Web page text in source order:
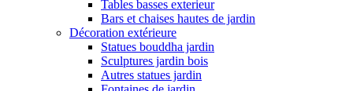
Tables basses exterieur
Bars et chaises hautes de jardin
Décoration extérieure
Statues bouddha jardin
Sculptures jardin bois
Autres statues jardin